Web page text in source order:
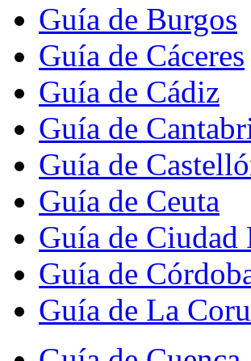
Guía de Burgos
Guía de Cáceres
Guía de Cádiz
Guía de
Guía de
Guía de Ceuta
Guía de Ciudad
Guía de
Guía de La